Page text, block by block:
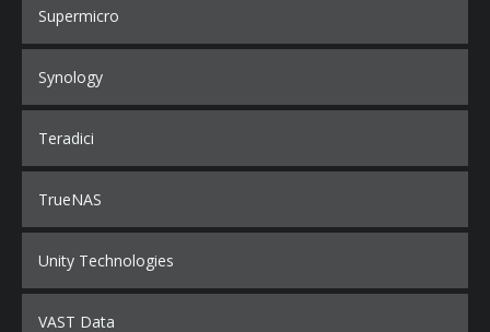
Supermicro
Synology
Teradici
TrueNAS
Unity Technologies
VAST Data